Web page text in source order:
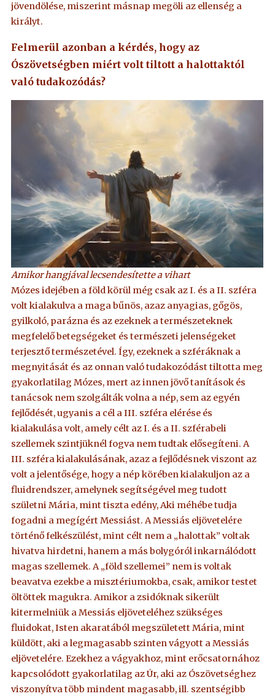
jövendölése, miszerint másnap megöli az ellenség a
királyt.
Felmerül azonban a kérdés, hogy az
Ószövetségben miért volt tiltott a halottaktól
való tudakozódás?
Amikor hangjával lecsendesítette a vihart
Mózes idejében a föld körül még csak az I. és a II. szféra
volt kialakulva a maga bűnös, azaz anyagias, gőgös,
gyilkoló, parázna és az ezeknek a természeteknek
megfelelő betegségeket és természeti jelenségeket
terjesztő természetével. Így, ezeknek a szféráknak a
megnyitását és az onnan való tudakozódást tiltotta meg
gyakorlatilag Mózes, mert az innen jövő tanítások és
tanácsok nem szolgálták volna a nép, sem az egyén
fejlődését, ugyanis a cél a III. szféra elérése és
kialakulása volt, amely célt az I. és a II. szférabeli
szellemek szintjüknél fogva nem tudtak elősegíteni. A
III. szféra kialakulásának, azaz a fejlődésnek viszont az
volt a jelentősége, hogy a nép körében kialakuljon az a
fluidrendszer, amelynek segítségével meg tudott
születni Mária, mint tiszta edény, Aki méhébe tudja
fogadni a megígért Messiást. A Messiás eljövetelére
történő felkészülést, mint célt nem a „halottak” voltak
hivatva hirdetni, hanem a más bolygóról inkarnálódott
magas szellemek. A „föld szellemei” nem is voltak
beavatva ezekbe a misztériumokba, csak, amikor testet
öltöttek magukra. Amikor a zsidóknak sikerült
kitermelniük a Messiás eljöveteléhez szükséges
fluidokat, Isten akaratából megszületett Mária, mint
küldött, aki a legmagasabb szinten vágyott a Messiás
eljövetelére. Ezekhez a vágyakhoz, mint erőcsatornához
kapcsolódott gyakorlatilag az Úr, aki az Ószövetséghez
viszonyítva több mindent magasabb, ill. szentségibb